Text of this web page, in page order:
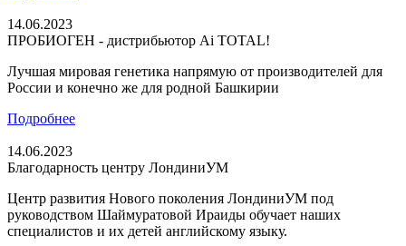
14.06.2023
ПРОБИОГЕН - дистрибьютор Ai TOTAL!
Лучшая мировая генетика напрямую от производителей для
России и конечно же для родной Башкирии
Подробнее
14.06.2023
Благодарность центру ЛондиниУМ
Центр развития Нового поколения ЛондиниУМ под
руководством Шаймуратовой Ираиды обучает наших
специалистов и их детей английскому языку.